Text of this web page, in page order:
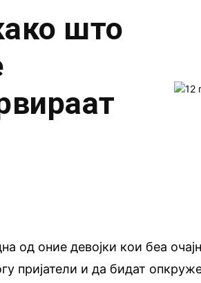
што
од оние девојки кои беа
пријатели и да бидат